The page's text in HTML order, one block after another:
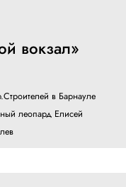
вокзал»
в Барнауле
леопард Елисей